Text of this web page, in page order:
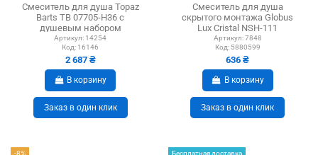
Смеситель для душа Topaz
Barts TB 07705-H36 с
душевым набором
Артикул: 14254
Код: 16146
2 687 ₴
В корзину
Заказ в один клик
Смеситель для душа
скрытого монтажа Globus
Lux Cristal NSH-111
Артикул:7848
Код: 5880599
636 ₴
В корзину
Заказ в один клик